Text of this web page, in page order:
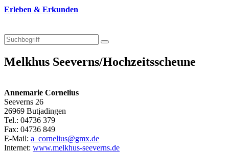
Erleben & Erkunden
Melkhus Seeverns/Hochzeitsscheune
Annemarie Cornelius
Seeverns 26
26969 Butjadingen
Tel.: 04736 379
Fax: 04736 849
E-Mail: a_cornelius@gmx.de
Internet: www.melkhus-seeverns.de